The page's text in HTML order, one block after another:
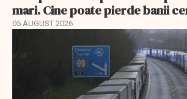
mari. Cine poate pierde banii
05 AUGUST 2026